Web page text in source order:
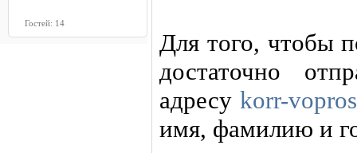
Гостей: 14
Для того, чтобы
достаточно
адресу korr-
имя, фамилию и